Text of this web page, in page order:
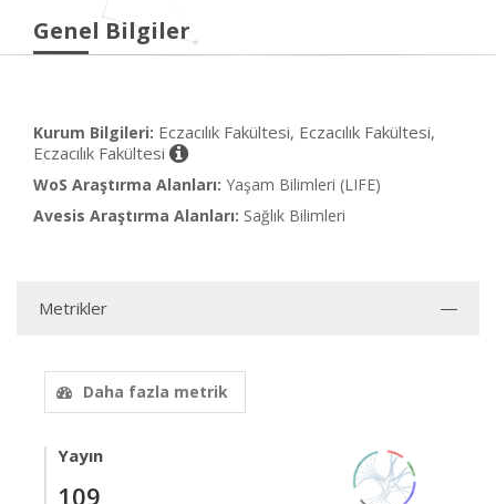
Genel Bilgiler
Kurum Bilgileri: Eczacılık Fakültesi, Eczacılık Fakültesi,
Eczacılık Fakültesi
WoS Araştırma Alanları: Yaşam Bilimleri (LIFE)
Avesis Araştırma Alanları: Sağlık Bilimleri
Metrikler
Daha fazla metrik
Yayın
109